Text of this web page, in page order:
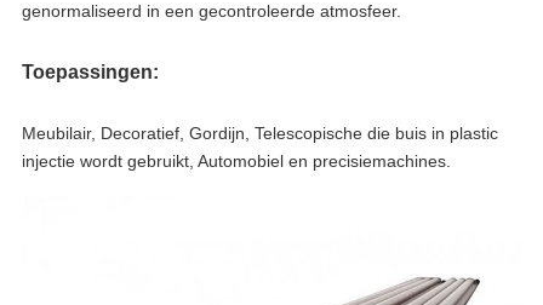
genormaliseerd in een gecontroleerde atmosfeer.
Toepassingen:
Meubilair, Decoratief, Gordijn, Telescopische die buis in plastic
injectie wordt gebruikt, Automobiel en precisiemachines.